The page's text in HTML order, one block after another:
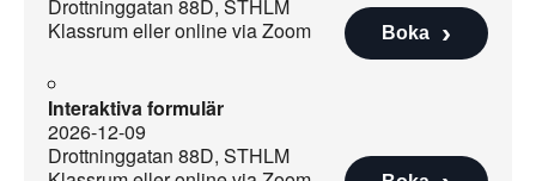
Drottninggatan 88D, STHLM
Klassrum eller online via Zoom
Boka
Interaktiva formulär
2026-12-09
Drottninggatan 88D, STHLM